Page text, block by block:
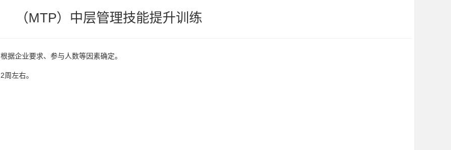
（MTP）中层管理技能提升训练
根据企业要求、参与人数等因素确定。
2周左右。